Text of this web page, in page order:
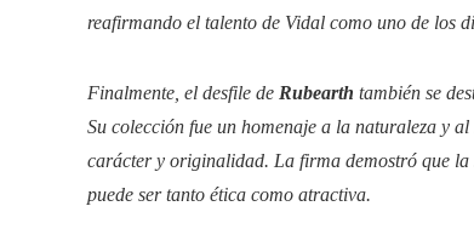
reafirmando el talento de Vidal como uno de los
Finalmente, el desfile de Rubearth también se
Su colección fue un homenaje a la naturaleza y
carácter y originalidad. La firma demostró que
puede ser tanto ética como atractiva.